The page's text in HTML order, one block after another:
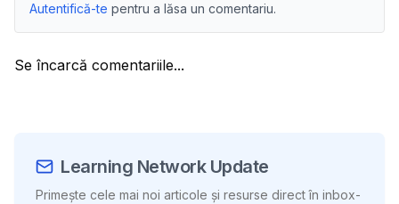
Autentifică-te pentru a lăsa un comentariu.
Se încarcă comentariile...
Learning Network Update
Primește cele mai noi articole și resurse direct în inbox-